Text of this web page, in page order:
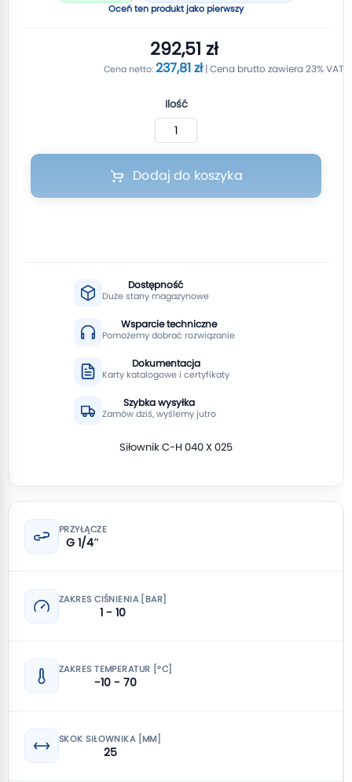
Oceń ten produkt jako pierwszy
292,51 zł
237,81 zł
Ilość
Dodaj do koszyka
Dostępność
Duże stany magazynowe
Wsparcie techniczne
Pomożemy dobrać rozwiązanie
Dokumentacja
Karty katalogowe i certyfikaty
Szybka wysyłka
Zamów dziś, wyślemy jutro
Siłownik C-H 040 X 025
PRZYŁĄCZE
G 1/4″
ZAKRES CIŚNIENIA [BAR]
1 - 10
ZAKRES TEMPERATUR [°C]
-10 - 70
SKOK SIŁOWNIKA [MM]
25